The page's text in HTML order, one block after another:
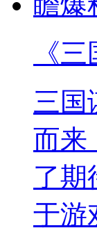
《
三国
而来
了期
于游